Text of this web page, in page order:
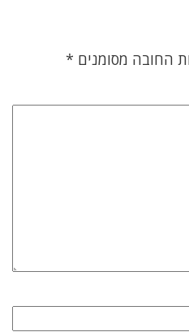
החובה מסומנים *